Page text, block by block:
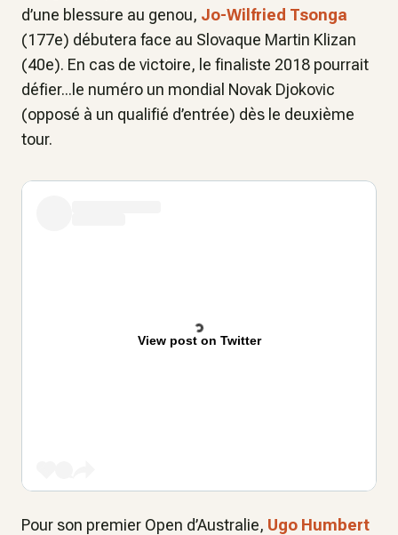
d’une blessure au genou, Jo-Wilfried Tsonga
(177e) débutera face au Slovaque Martin Klizan
(40e). En cas de victoire, le finaliste 2018 pourrait
défier...le numéro un mondial Novak Djokovic
(opposé à un qualifié d’entrée) dès le deuxième
tour.
View post on Twitter
Pour son premier Open d’Australie, Ugo Humbert